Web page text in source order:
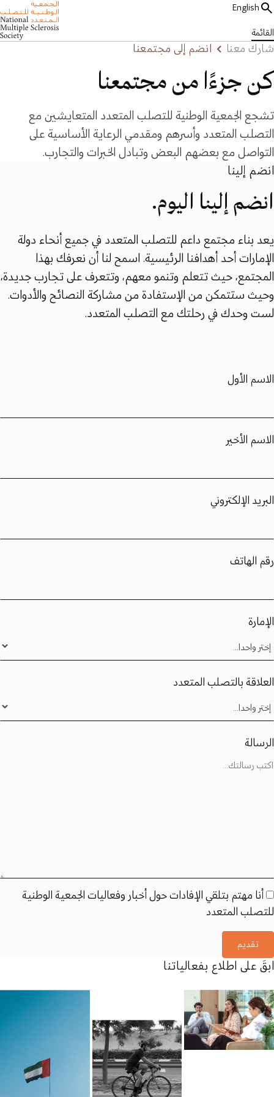
English
القائمة
شارك معنا انضم إلى مجتمعنا
كن جزءًا من مجتمعنا
تشجع الجمعية الوطنية للتصلب المتعدد المتعايشين مع
التصلب المتعدد وأسرهم ومقدمي الرعاية الأساسية على
التواصل مع بعضهم البعض وتبادل الخبرات والتجارب.
انضم إلينا
انضم إلينا اليوم.
يعد بناء مجتمع داعم للتصلب المتعدد في جميع أنحاء دولة
الإمارات أحد أهدافنا الرئيسية. اسمح لنا أن نعرفك بهذا
المجتمع، حيث تتعلم وتنمو معهم، وتتعرف على تجارب جديدة،
وحيث ستتمكن من الإستفادة من مشاركة النصائح والأدوات.
لست وحدك في رحلتك مع التصلب المتعدد.
الاسم الأول
الاسم الأخير
البريد الإلكتروني
رقم الهاتف
الإمارة
العلاقة بالتصلب المتعدد
الرسالة
أنا مهتم بتلقي الإفادات حول أخبار وفعاليات الجمعية الوطنية
للتصلب المتعدد
تقديم
ابقَ على اطلاع بفعالياتنا